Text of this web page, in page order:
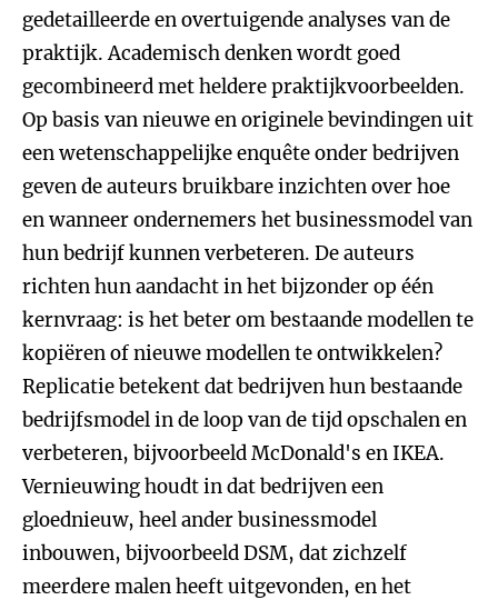
gedetailleerde en overtuigende analyses van de
praktijk. Academisch denken wordt goed
gecombineerd met heldere praktijkvoorbeelden.
Op basis van nieuwe en originele bevindingen uit
een wetenschappelijke enquête onder bedrijven
geven de auteurs bruikbare inzichten over hoe
en wanneer ondernemers het businessmodel van
hun bedrijf kunnen verbeteren. De auteurs
richten hun aandacht in het bijzonder op één
kernvraag: is het beter om bestaande modellen te
kopiëren of nieuwe modellen te ontwikkelen?
Replicatie betekent dat bedrijven hun bestaande
bedrijfsmodel in de loop van de tijd opschalen en
verbeteren, bijvoorbeeld McDonald's en IKEA.
Vernieuwing houdt in dat bedrijven een
gloednieuw, heel ander businessmodel
inbouwen, bijvoorbeeld DSM, dat zichzelf
meerdere malen heeft uitgevonden, en het